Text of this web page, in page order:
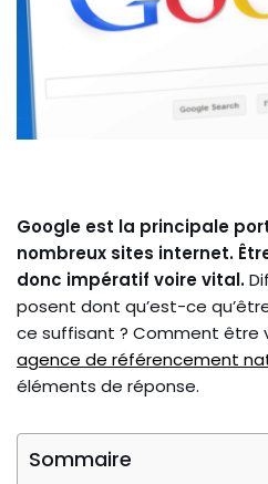
Google est la principale
nombreux sites internet.
donc impératif voire vital.
posent dont qu’est-ce
ce suffisant ? Comment être
agence de référencement
éléments de réponse.
Sommaire